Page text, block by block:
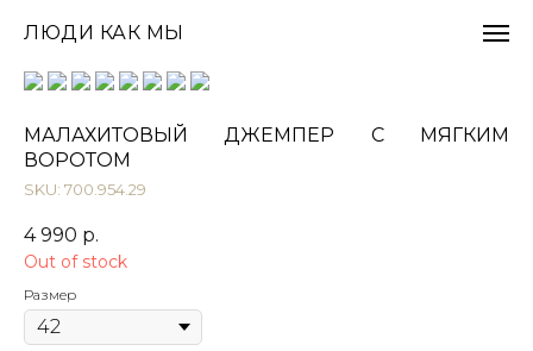
ЛЮДИ КАК МЫ
МАЛАХИТОВЫЙ ДЖЕМПЕР С МЯГКИМ
ВОРОТОМ
SKU: 700.954.29
4 990 р.
Out of stock
Размер